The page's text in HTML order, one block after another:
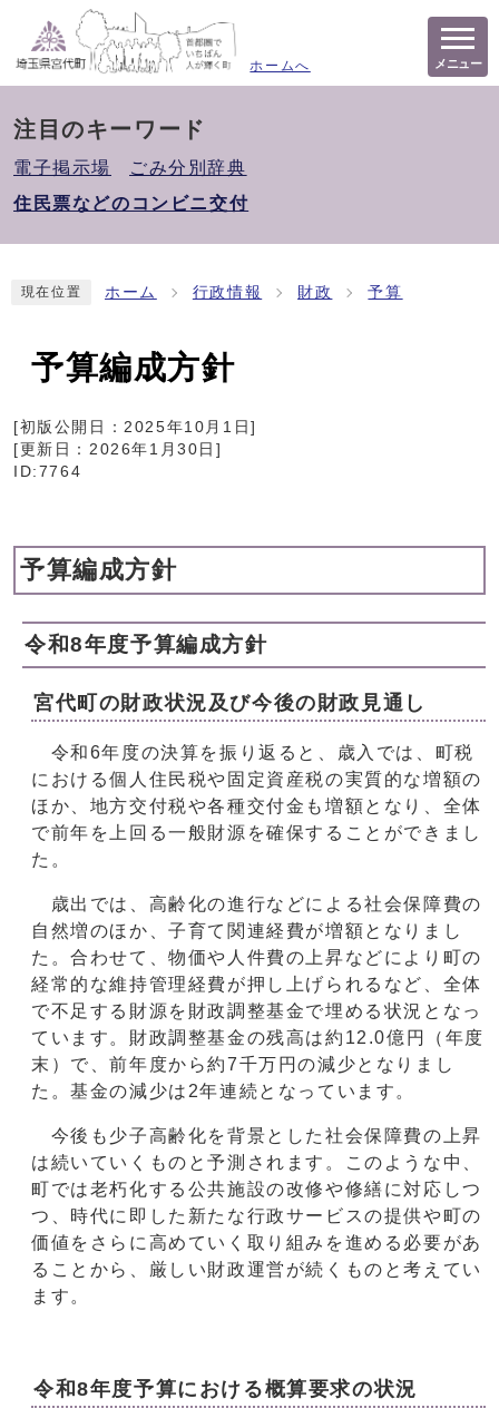
ホームへ メニュー
注目のキーワード
電子掲示場
ごみ分別辞典
住民票などのコンビニ交付
現在位置 ホーム 行政情報 財政 予算
予算編成方針
[初版公開日：2025年10月1日]
[更新日： 2026年1月30日 ]
ID:7764
予算編成方針
令和8年度予算編成方針
宮代町の財政状況及び今後の財政見通し
令和6年度の決算を振り返ると、歳入では、町税
における個人住民税や固定資産税の実質的な増額の
ほか、地方交付税や各種交付金も増額となり、全体
で前年を上回る一般財源を確保することができまし
た。
歳出では、高齢化の進行などによる社会保障費の
自然増のほか、子育て関連経費が増額となりまし
た。合わせて、物価や人件費の上昇などにより町の
経常的な維持管理経費が押し上げられるなど、全体
で不足する財源を財政調整基金で埋める状況となっ
ています。財政調整基金の残高は約12.0億円（年度
末）で、前年度から約7千万円の減少となりまし
た。基金の減少は2年連続となっています。
今後も少子高齢化を背景とした社会保障費の上昇
は続いていくものと予測されます。このような中、
町では老朽化する公共施設の改修や修繕に対応しつ
つ、時代に即した新たな行政サービスの提供や町の
価値をさらに高めていく取り組みを進める必要があ
ることから、厳しい財政運営が続くものと考えてい
ます。
令和8年度予算における概算要求の状況